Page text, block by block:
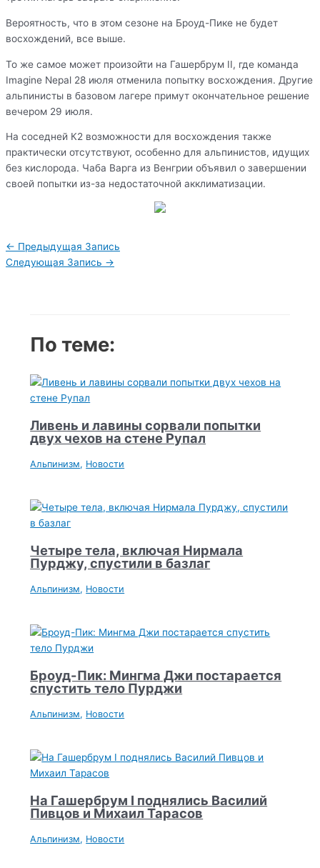
Вероятность, что в этом сезоне на Броуд-Пике не будет
восхождений, все выше.
То же самое может произойти на Гашербрум II, где команда
Imagine Nepal 28 июля отменила попытку восхождения. Другие
альпинисты в базовом лагере примут окончательное решение
вечером 29 июля.
На соседней К2 возможности для восхождения также
практически отсутствуют, особенно для альпинистов, идущих
без кислорода. Чаба Варга из Венгрии объявил о завершении
своей попытки из-за недостаточной акклиматизации.
Навигация
по
← Предыдущая Запись
Следующая Запись →
По теме:
Ливень и лавины сорвали попытки
двух чехов на стене Рупал
Альпинизм, Новости
Четыре тела, включая Нирмала
Пурджу, спустили в базлаг
Альпинизм, Новости
Броуд-Пик: Мингма Джи постарается
спустить тело Пурджи
Альпинизм, Новости
На Гашербрум I поднялись Василий
Пивцов и Михаил Тарасов
Альпинизм, Новости